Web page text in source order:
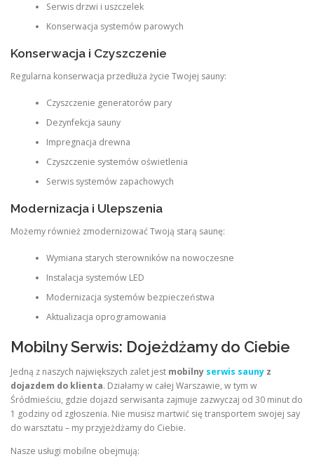
Serwis drzwi i uszczelek
Konserwacja systemów parowych
Konserwacja i Czyszczenie
Regularna konserwacja przedłuża życie Twojej sauny:
Czyszczenie generatorów pary
Dezynfekcja sauny
Impregnacja drewna
Czyszczenie systemów oświetlenia
Serwis systemów zapachowych
Modernizacja i Ulepszenia
Możemy również zmodernizować Twoją starą saunę:
Wymiana starych sterowników na nowoczesne
Instalacja systemów LED
Modernizacja systemów bezpieczeństwa
Aktualizacja oprogramowania
Mobilny Serwis: Dojeżdżamy do Ciebie
Jedną z naszych największych zalet jest mobilny serwis sauny z
dojazdem do klienta. Działamy w całej Warszawie, w tym w
Śródmieściu, gdzie dojazd serwisanta zajmuje zazwyczaj od 30 minut do
1 godziny od zgłoszenia. Nie musisz martwić się transportem swojej say
do warsztatu – my przyjeżdżamy do Ciebie.
Nasze usługi mobilne obejmują: